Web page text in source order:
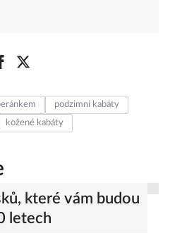
podzimní kabáty
kožené kabáty
které vám budou
letech